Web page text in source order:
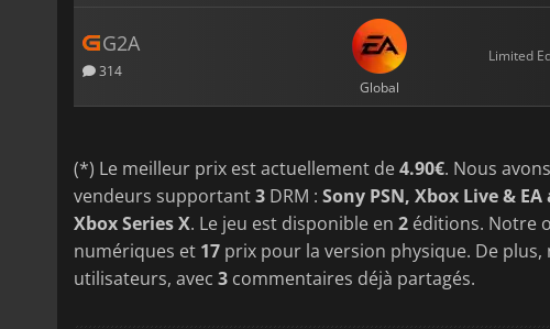
G2A
314
Global
Limited
(*) Le meilleur prix est actuellement de4.90€. Nous
vendeurs supportant3 DRM : Sony PSN, Xbox Live & EA
Xbox Series X. Le jeu est disponible en 2 éditions. Notre
numériques et 17 prix pour la version physique. De
utilisateurs, avec 3 commentaires déjà partagés.